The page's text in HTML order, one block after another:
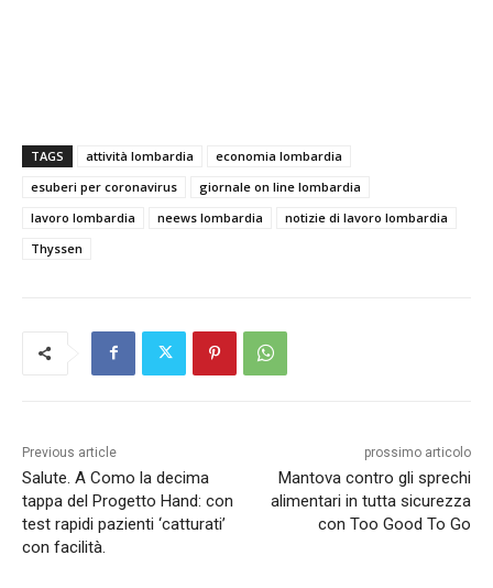
TAGS attività lombardia
economia lombardia
esuberi per coronavirus
giornale on line lombardia
lavoro lombardia
neews lombardia
notizie di lavoro lombardia
Thyssen
Previous article
Salute. A Como la decima
tappa del Progetto Hand: con
test rapidi pazienti ‘catturati’
con facilità.
prossimo articolo
Mantova contro gli sprechi
alimentari in tutta sicurezza
con Too Good To Go